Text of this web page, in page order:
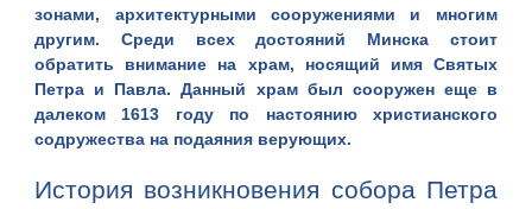
зонами, архитектурными сооружениями и многим
другим. Среди всех достояний Минска стоит
обратить внимание на храм, носящий имя Святых
Петра и Павла. Данный храм был сооружен еще в
далеком 1613 году по настоянию христианского
содружества на подаяния верующих.
История возникновения собора Петра